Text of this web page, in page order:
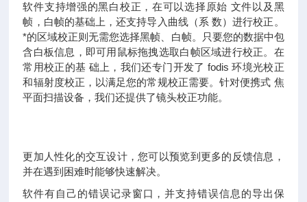
软件支持增强的黑白校正，在可以选择原始 文件以及黑
帧，白帧的基础上，还支持导入曲线（系 数）进行校正。
*的区域校正则无需您选择黑帧、白帧。只要您的数据中包
含白板信息，即可用鼠标拖拽选取白帧区域进行校正。在
常用校正的基 础上，我们还专门开发了 fodis 环境光校正
和辐射度校正，以满足您的常规校正需要。针对便携式 焦
平面扫描设备，我们还提供了镜头校正功能。
更加人性化的交互设计，您可以预览到更多的反馈信息，
并在遇到困难时能够快速解决。
软件有自己的错误记录窗口，并支持错误信息的导出保